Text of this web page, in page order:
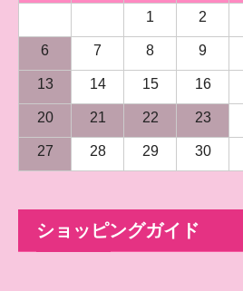
1 2
6 7 8 9
13 14 15 16
20 21 22 23
27 28 29 30
ショッピングガイド